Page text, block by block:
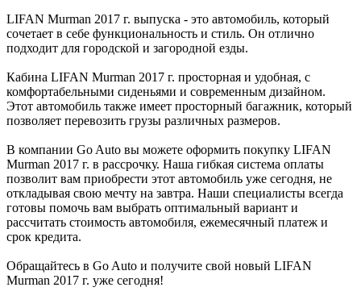
LIFAN Murman 2017 г. выпуска - это автомобиль, который
сочетает в себе функциональность и стиль. Он отлично
подходит для городской и загородной езды.
Кабина LIFAN Murman 2017 г. просторная и удобная, с
комфортабельными сиденьями и современным дизайном.
Этот автомобиль также имеет просторный багажник, который
позволяет перевозить грузы различных размеров.
В компании Go Auto вы можете оформить покупку LIFAN
Murman 2017 г. в рассрочку. Наша гибкая система оплаты
позволит вам приобрести этот автомобиль уже сегодня, не
откладывая свою мечту на завтра. Наши специалисты всегда
готовы помочь вам выбрать оптимальный вариант и
рассчитать стоимость автомобиля, ежемесячный платеж и
срок кредита.
Обращайтесь в Go Auto и получите свой новый LIFAN
Murman 2017 г. уже сегодня!